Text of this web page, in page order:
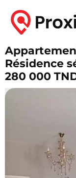
Appartement
Résidence
280 000